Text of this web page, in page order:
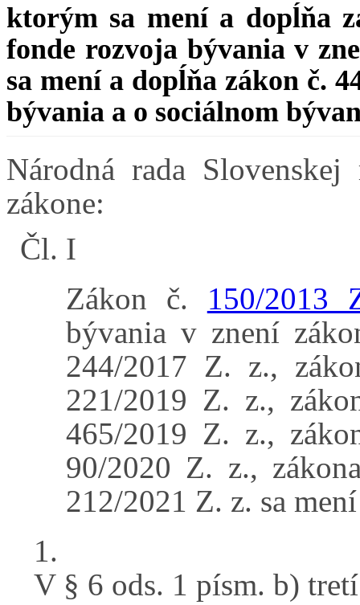
ktorým sa mení a dopĺňa
fonde rozvoja bývania v
sa mení a dopĺňa zákon č.
bývania a o sociálnom
Národná rada
zákone:
Čl. I
Zákon č. 150/2013
bývania v znení
244/2017 Z. z.,
221/2019 Z. z.,
465/2019 Z. z.,
90/2020 Z. z.,
212/2021 Z. z. sa
1.
V § 6 ods. 1 písm. b)